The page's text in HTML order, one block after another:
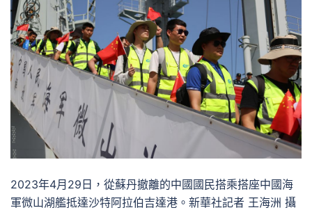
2023年4月29日，從蘇丹撤離的中國國民搭乘搭座中國海
軍微山湖艦抵達沙特阿拉伯吉達港。新華社記者 王海洲 攝